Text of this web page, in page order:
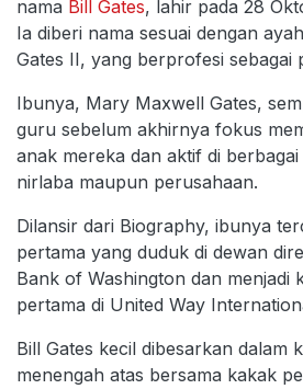
nama Bill Gates, lahir pada 28
Ia diberi nama sesuai dengan
Gates II, yang berprofesi sebagai
Ibunya, Mary Maxwell Gates,
guru sebelum akhirnya fokus
anak mereka dan aktif di
nirlaba maupun perusahaan.
Dilansir dari Biography, ibunya
pertama yang duduk di dewan
Bank of Washington dan menjadi
pertama di United Way
Bill Gates kecil dibesarkan dalam
menengah atas bersama kakak